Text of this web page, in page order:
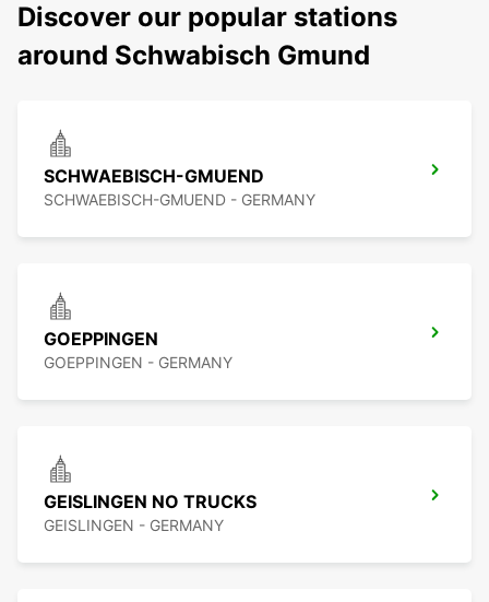
Discover our popular stations
around Schwabisch Gmund
SCHWAEBISCH-GMUEND
SCHWAEBISCH-GMUEND - GERMANY
GOEPPINGEN
GOEPPINGEN - GERMANY
GEISLINGEN NO TRUCKS
GEISLINGEN - GERMANY